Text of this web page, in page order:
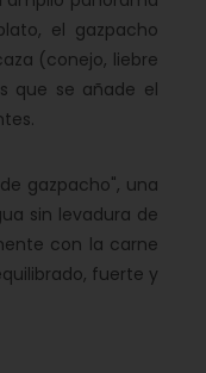
el gazpacho
(conejo, liebre
que se añade el
gazpacho", una
sin levadura de
con la carne
fuerte y